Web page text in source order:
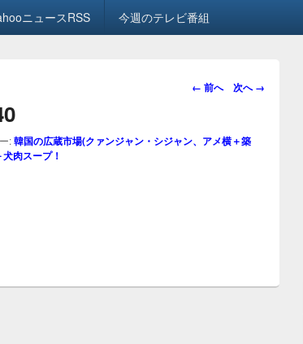
ニュースRSS 今週のテレビ番組
画
ビ
← 前へ 次へ →
:韓国の広蔵市場(クァンジャン・シジャン、アメ横＋築
肉スープ！